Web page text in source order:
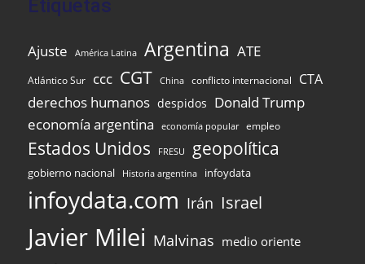
Etiquetas
Ajuste América Latina Argentina ATE
Atlántico Sur ccc CGT China conflicto internacional CTA
derechos humanos despidos Donald Trump
economía argentina
economía popular empleo
Estados Unidos FRESU geopolítica
gobierno nacional Historia argentina infoydata
infoydata.com Irán Israel
Javier Milei Malvinas medio oriente